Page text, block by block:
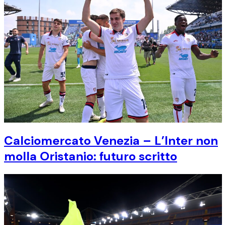
Calciomercato Venezia – L’Inter non
molla Oristanio: futuro scritto